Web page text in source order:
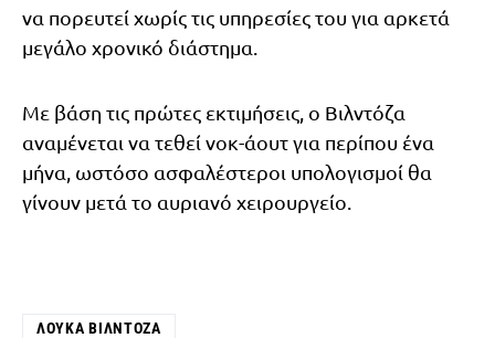
να πορευτεί χωρίς τις υπηρεσίες του για αρκετά
μεγάλο χρονικό διάστημα.
Με βάση τις πρώτες εκτιμήσεις, ο Βιλντόζα
αναμένεται να τεθεί νοκ-άουτ για περίπου ένα
μήνα, ωστόσο ασφαλέστεροι υπολογισμοί θα
γίνουν μετά το αυριανό χειρουργείο.
ΛΟΎΚΑ ΒΙΛΝΤΌΖΑ